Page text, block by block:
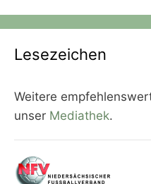
Lesezeichen
Weitere
unser Mediathek.